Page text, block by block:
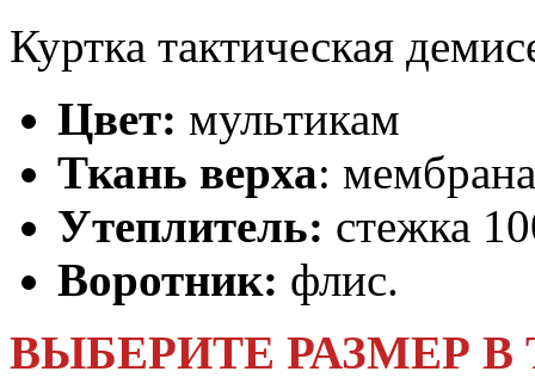
Куртка тактическая
Цвет: мультикам
Ткань верха:
Утеплитель: стежка
Воротник: флис.
ВЫБЕРИТЕ РАЗМЕР В